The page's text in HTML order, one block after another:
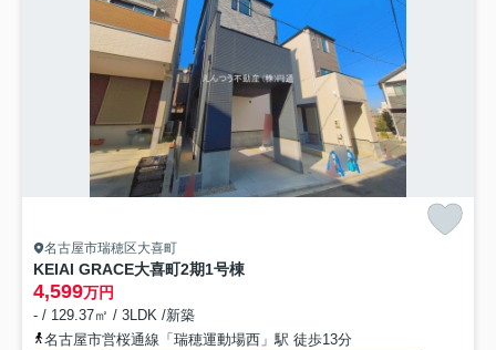
名古屋市瑞穂区大喜町
KEIAI GRACE大喜町2期1号棟
4,599万円
- / 129.37㎡ / 3LDK /新築
名古屋市営桜通線「瑞穂運動場西」駅 徒歩13分